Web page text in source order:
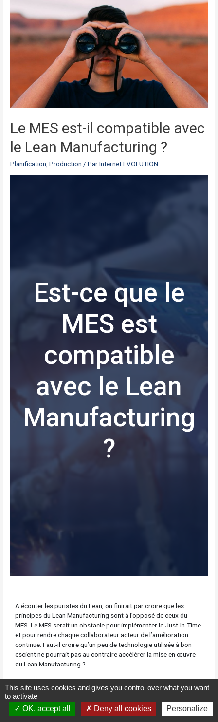
Le MES est-il compatible avec
le Lean Manufacturing ?
Planification ,Production / ParInternet EVOLUTION
Est-ce que le
MES est
compatible
avec le Lean
Manufacturing
?
A écouter les puristes du Lean, on finirait par croire que les
principes du Lean Manufacturing sont à l’opposé de ceux du
MES. Le MES serait un obstacle pour implémenter le Just-In-Time
et pour rendre chaque collaborateur acteur de l’amélioration
continue. Faut-il croire qu’un peu de technologie utilisée à bon
escient ne pourrait pas au contraire accélérer la mise en œuvre
du Lean Manufacturing ?
Prenons l’exemple de plusieurs outils du Lean Manufacturing :
La méthode 5S
: cette méthodologie vise à mettre de
l’ordre, standardiser et maintenir dans le temps. Or une
This site uses cookies and gives you control over what you want
to activate
OK, accept all
Deny all cookies Personalize